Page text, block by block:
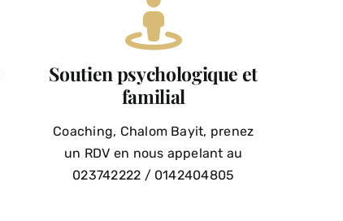
Soutien psychologique et
familial
Coaching, Chalom Bayit, prenez
un RDV en nous appelant au
023742222 / 0142404805